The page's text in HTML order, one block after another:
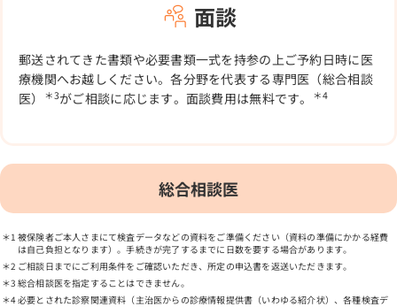
面談
郵送されてきた書類や必要書類一式を持参の上ご予約日時に医
療機関へお越しください。各分野を代表する専門医（総合相談
医）
＊3がご相談に応じます。面談費用は無料です。 ＊4
総合相談医
被保険者ご本人さまにて検査データなどの資料をご準備ください（資料の準備にかかる経費
は自己負担となります）。手続きが完了するまでに日数を要する場合があります。
ご相談日までにご利用条件をご確認いただき、所定の申込書を返送いただきます。
総合相談医を指定することはできません。
必要とされた診察関連資料（主治医からの診療情報提供書（いわゆる紹介状）、各種検査デ